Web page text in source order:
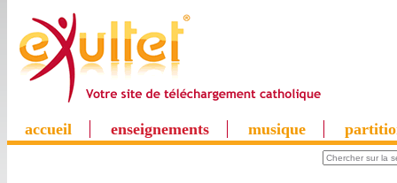
accueil enseignements musique